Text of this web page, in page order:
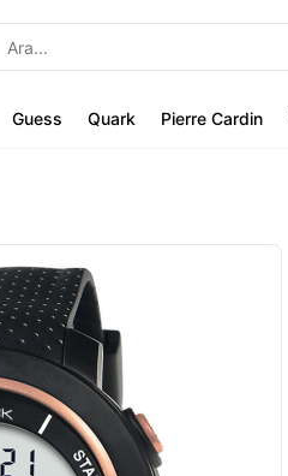
Guess Quark Pierre Cardin